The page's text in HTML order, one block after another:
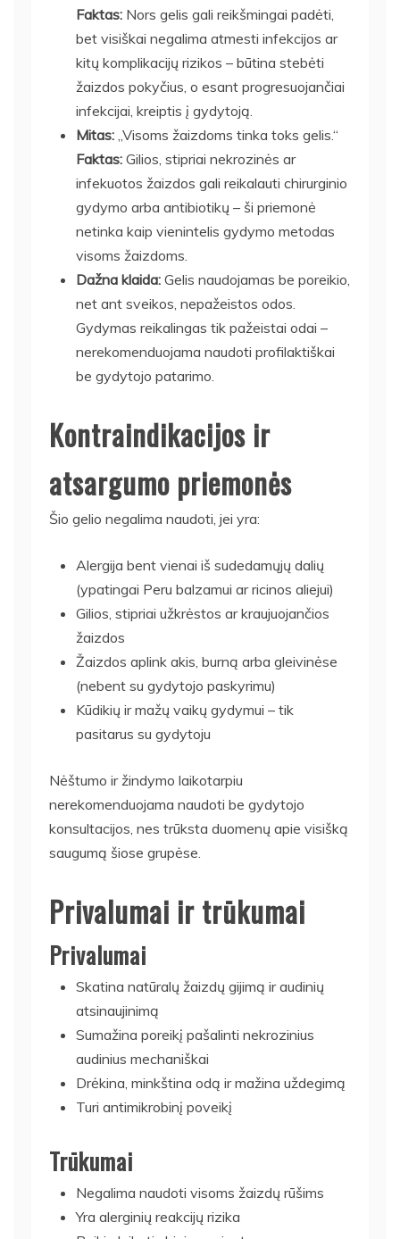
Faktas: Nors gelis gali reikšmingai padėti,
bet visiškai negalima atmesti infekcijos ar
kitų komplikacijų rizikos – būtina stebėti
žaizdos pokyčius, o esant progresuojančiai
infekcijai, kreiptis į gydytoją.
Mitas: „Visoms žaizdoms tinka toks gelis.“
Faktas: Gilios, stipriai nekrozinės ar
infekuotos žaizdos gali reikalauti chirurginio
gydymo arba antibiotikų – ši priemonė
netinka kaip vienintelis gydymo metodas
visoms žaizdoms.
Dažna klaida: Gelis naudojamas be poreikio,
net ant sveikos, nepažeistos odos.
Gydymas reikalingas tik pažeistai odai –
nerekomenduojama naudoti profilaktiškai
be gydytojo patarimo.
Kontraindikacijos ir
atsargumo priemonės
Šio gelio negalima naudoti, jei yra:
Alergija bent vienai iš sudedamųjų dalių
(ypatingai Peru balzamui ar ricinos aliejui)
Gilios, stipriai užkrėstos ar kraujuojančios
žaizdos
Žaizdos aplink akis, burną arba gleivinėse
(nebent su gydytojo paskyrimu)
Kūdikių ir mažų vaikų gydymui – tik
pasitarus su gydytoju
Nėštumo ir žindymo laikotarpiu
nerekomenduojama naudoti be gydytojo
konsultacijos, nes trūksta duomenų apie visišką
saugumą šiose grupėse.
Privalumai ir trūkumai
Privalumai
Skatina natūralų žaizdų gijimą ir audinių
atsinaujinimą
Sumažina poreikį pašalinti nekrozinius
audinius mechaniškai
Drėkina, minkština odą ir mažina uždegimą
Turi antimikrobinį poveikį
Trūkumai
Negalima naudoti visoms žaizdų rūšims
Yra alerginių reakcijų rizika